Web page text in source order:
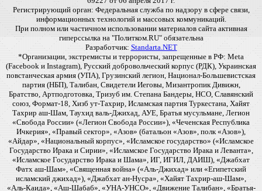
Регистрирующий орган: Федеральная служба по надзору в сфере связи,
информационных технологий и массовых коммуникаций.
При полном или частичном использовании материалов сайта активная
гиперссылка на "Политком.RU" обязательна
Разработчик: Standarta.NET
*Организации, экстремисты и террористы, запрещенные в РФ: Meta
(Facebook и Instagram), Русский добровольческий корпус (РДК), Украинская
повстанческая армия (УПА), Грузинский легион, Национал-Большевистская
партия (НБП), Талибан, Свидетели Иеговы, Мизантропик Дивижн,
Братство, Артподготовка, Тризуб им. Степана Бандеры, НСО, Славянский
союз, Формат-18, Хизб ут-Тахрир, Исламская партия Туркестана, Хайят
Тахрир аш-Шам, Таухид валь-Джихад, АУЕ, Братья мусульмане, Легион
«Свобода России» («Легион Свобода России»), «Чеченская Республика
Ичкерия», «Правый сектор», «Азов» (батальон «Азов», полк «Азов»),
«Айдар», «Национальный корпус», «Исламское государство» («Исламское
Государство Ирака и Сирии», «Исламское Государство Ирака и Леванта»,
«Исламское Государство Ирака и Шама», ИГ, ИГИЛ, ДАИШ), «Джабхат
Фатх аш-Шам», «Священная война» («Аль-Джихад» или «Египетский
исламский джихад»), «Джабхат ан-Нусра», «Хайят Тахрир-аш-Шам»,
«Аль-Каида», «Аш-Шабаб», «УНА-УНСО», «Движение Талибан», «Братья-